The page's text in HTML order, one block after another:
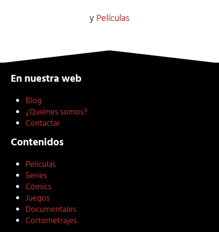
y Películas
En nuestra web
Blog
¿Quiénes somos?
Contactar
Contenidos
Películas
Series
Cómics
Juegos
Documentales
Cortometrajes